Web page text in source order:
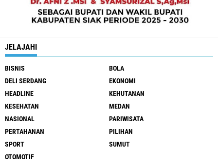
JELAJAHI
BISNIS
BOLA
DELI SERDANG
EKONOMI
HEADLINE
KEHUTANAN
KESEHATAN
MEDAN
NASIONAL
PARIWISATA
PERTAHANAN
PILIHAN
SPORT
SUMUT
OTOMOTIF